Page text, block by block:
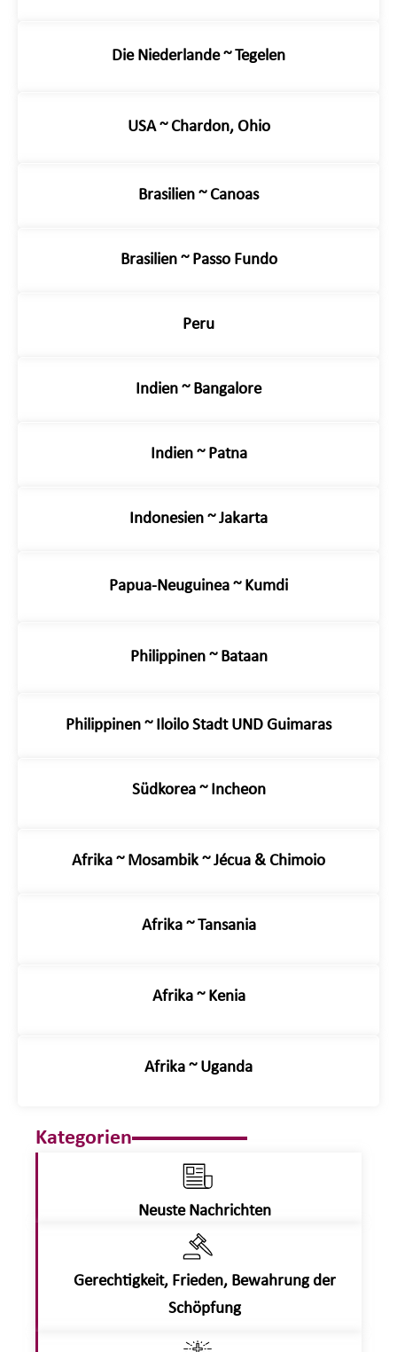
Die Niederlande ~ Tegelen
USA ~ Chardon, Ohio
Brasilien ~ Canoas
Brasilien ~ Passo Fundo
Peru
Indien ~ Bangalore
Indien ~ Patna
Indonesien ~ Jakarta
Papua-Neuguinea ~ Kumdi
Philippinen ~ Bataan
Philippinen ~ Iloilo Stadt UND Guimaras
Südkorea ~ Incheon
Afrika ~ Mosambik ~ Jécua & Chimoio
Afrika ~ Tansania
Afrika ~ Kenia
Afrika ~ Uganda
Kategorien
Neuste Nachrichten
Gerechtigkeit, Frieden, Bewahrung der
Schöpfung